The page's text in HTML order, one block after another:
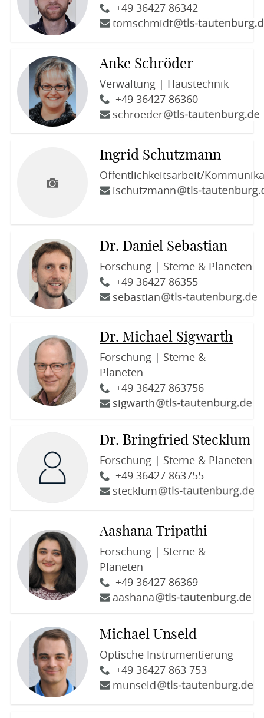
+49 36427 86342
tomschmidt
Anke Schröder
Verwaltung | Haustechnik
+49 36427 86360
schroeder
Ingrid Schutzmann
Öffentlichkeitsarbeit/
ischutzmann
Dr. Daniel Sebastian
Forschung | Sterne & Planeten
+49 36427 86355
sebastian
Dr. Michael Sigwarth
Forschung | Sterne &
Planeten
+49 36427 863756
sigwarth
Dr. Bringfried Stecklum
Forschung | Sterne & Planeten
+49 36427 863755
stecklum
Aashana Tripathi
Forschung | Sterne &
Planeten
+49 36427 86369
aashana
Michael Unseld
Optische Instrumentierung
+49 36427 863 753
munseld